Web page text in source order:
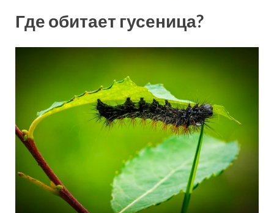
Где обитает гусеница?